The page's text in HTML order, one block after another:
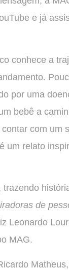
e já
conhece a
por uma
bebê a
com um
um relato
de
Leonardo
MAG.